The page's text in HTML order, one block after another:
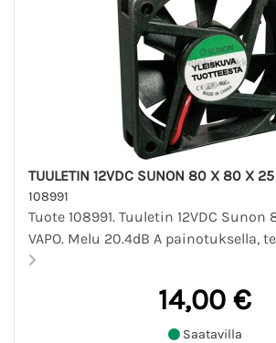
TUULETIN 12VDC SUNON 80 X 80 X 25
108991
Tuote 108991. Tuuletin 12VDC Sunon
VAPO. Melu 20.4dB A painotuksella,
14,00 €
Saatavilla